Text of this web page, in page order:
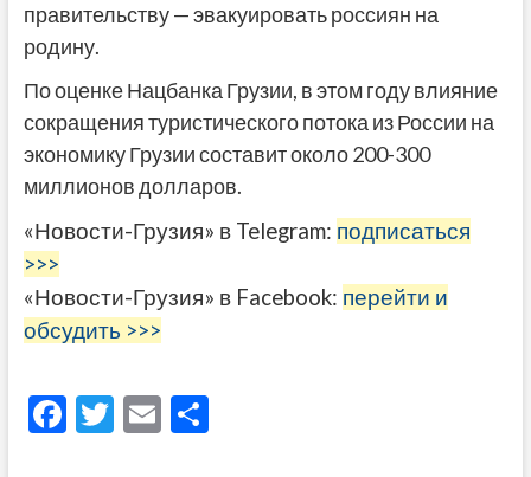
правительству — эвакуировать россиян на
родину.
По оценке Нацбанка Грузии, в этом году влияние
сокращения туристического потока из России на
экономику Грузии составит около 200-300
миллионов долларов.
«Новости-Грузия» в Telegram: подписаться
>>>
«Новости-Грузия» в Facebook: перейти и
обсудить >>>
F T E О